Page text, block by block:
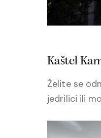
Kaštel
Želite se
jedrilici ili